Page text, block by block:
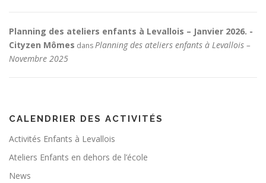
Planning des ateliers enfants à Levallois – Janvier 2026. -
Cityzen Mômes dansPlanning des ateliers enfants à Levallois –
Novembre 2025
CALENDRIER DES ACTIVITÉS
Activités Enfants à Levallois
Ateliers Enfants en dehors de l’école
News